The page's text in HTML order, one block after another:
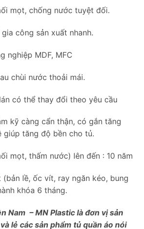
mọt, chống nước tuyệt đối.
công sản xuất nhanh.
nghiệp MDF, MFC
chùi nước thoải mái.
có thể thay đổi theo yêu cầu
kỹ càng cẩn thận, có gắn tăng
giúp tăng độ bền cho tủ.
mọt, thấm nước) lên đến : 10 năm
(bản lề, ốc vít, ray ngăn kéo, bung
khóa 6 tháng.
Nam – MN Plastic là đơn vị sản
lẻ các sản phẩm tủ quần áo nói